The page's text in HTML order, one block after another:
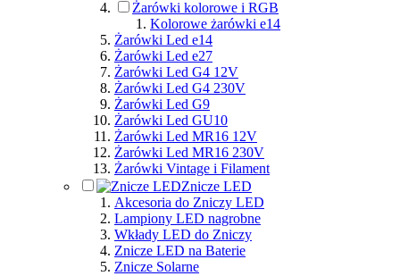
Żarówki kolorowe i RGB
Kolorowe żarówki e14
Żarówki Led e14
Żarówki Led e27
Żarówki Led G4 12V
Żarówki Led G4 230V
Żarówki Led G9
Żarówki Led GU10
Żarówki Led MR16 12V
Żarówki Led MR16 230V
Żarówki Vintage i Filament
Znicze LED
Akcesoria do Zniczy LED
Lampiony LED nagrobne
Wkłady LED do Zniczy
Znicze LED na Baterie
Znicze Solarne